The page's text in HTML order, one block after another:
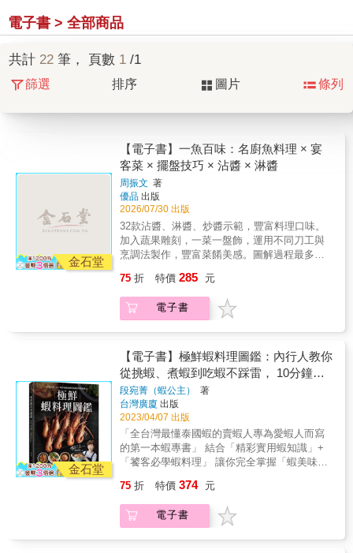
電子書 > 全部商品
共計 22 筆， 頁數 1 /1
篩選 排序 圖片 條列
金石堂
【電子書】一魚百味：名廚魚料理 × 宴
客菜 × 擺盤技巧 × 沾醬 × 淋醬
周振文 著
優品 出版
2026/07/30 出版
32款沾醬、淋醬、炒醬示範，豐富料理口味。
加入蔬果雕刻，一菜一盤飾，運用不同刀工與
烹調法製作，豐富菜餚美感。圖解過程最多、
呈現，料理份量不再弄不清楚！每道菜皆有貼
心小叮嚀，讓料理so easy，人人都可以是食
神！圖解過程最多、最清楚、最詳細全書食譜
大大提高成功率！中國飲食文化，淵源偉大，
是一項文化，也是一門藝術。規劃本書時，我
想傳遞的是化繁為簡的技巧，品味中國菜的三
大要訣──刀工、火候、調味，再取合宜的菜餚
加入蔬果切雕，搭配適當的盤飾美化，啟動人
們的視覺美感，誘人食慾，讓客人與家人看的
舒服，吃的心服口服。「調味」人們吃飯配菜
喜歡的沾醬、淋醬，從北至南的家常菜、小
吃、點心、熱炒切盤到喜慶宴會都少不了它。
醬汁調配的完美比例，搭配各式蔬果、肉類、
不只增加了美味，也增進家人和樂融融的用餐
氣氛。本書介紹從北到南常用的沾醬、淋醬，
無需烹煮加熱，老少咸宜，簡單易做，只需備
75 折 特價 285 元
電子書
金石堂
【電子書】極鮮蝦料理圖鑑：內行人教你
從挑蝦、煮蝦到吃蝦不踩雷， 10分鐘就
上菜的48道私藏鮮味！
段宛菁（蝦公主）
著
台灣廣廈 出版
2023/04/07 出版
「全台灣最懂泰國蝦的賣蝦人專為愛蝦人而寫
的第一本蝦專書」 結合「精彩實用蝦知識」+
「饕客必學蝦料理」 讓你完全掌握「蝦美味」
景龍、陳昱翔、張家祥、 特盛吃貨艾嘉、克里
斯餐桌、姐妹淘甜美食光Puma 都說讚！ 翻開
它，在家也能輕鬆端出讓人食指大動的絕品蝦
75 折 特價 374 元
電子書